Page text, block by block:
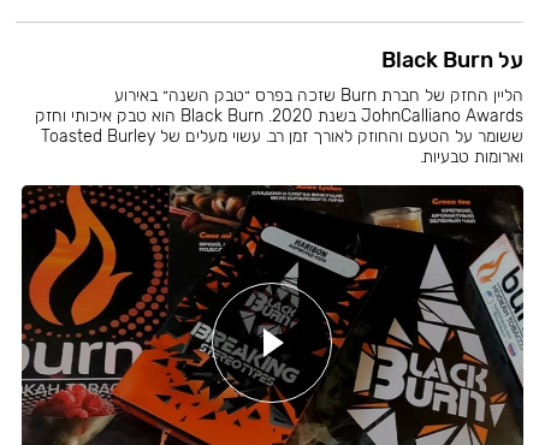
על Black Burn
הליין החזק של חברת Burn שזכה בפרס ״טבק השנה״ באירוע
JohnCalliano Awards בשנת 2020. Black Burn הוא טבק איכותי וחזק
ששומר על הטעם והחוזק לאורך זמן רב. עשוי מעלים של Toasted Burley
וארומות טבעיות.